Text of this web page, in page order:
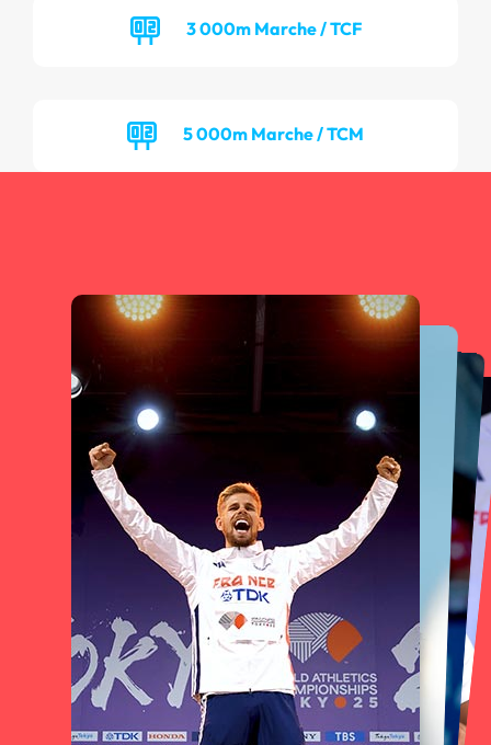
3 000m Marche / TCF
5 000m Marche / TCM